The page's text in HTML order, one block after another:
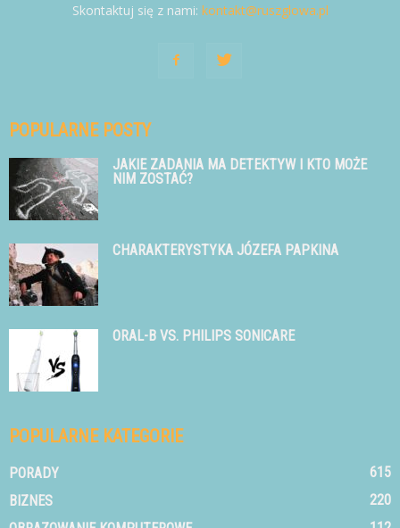
Skontaktuj się z nami: kontakt@ruszglowa.pl
POPULARNE POSTY
JAKIE ZADANIA MA DETEKTYW I KTO MOŻE
NIM ZOSTAĆ?
CHARAKTERYSTYKA JÓZEFA PAPKINA
ORAL-B VS. PHILIPS SONICARE
POPULARNE KATEGORIE
PORADY
615
BIZNES
220